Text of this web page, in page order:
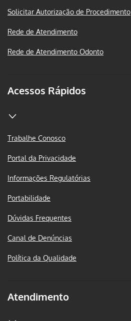
Solicitar Autorização de Procedimento
Rede de Atendimento
Rede de Atendimento Odonto
Acessos Rápidos
Trabalhe Conosco
Portal da Privacidade
Informações Regulatórias
Portabilidade
Dúvidas Frequentes
Canal de Denúncias
Política da Qualidade
Atendimento